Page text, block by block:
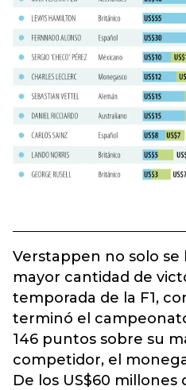
Verstappen no solo se
mayor cantidad de
temporada de la F1,
terminó el
146 puntos sobre su
competidor, el
De los US$60